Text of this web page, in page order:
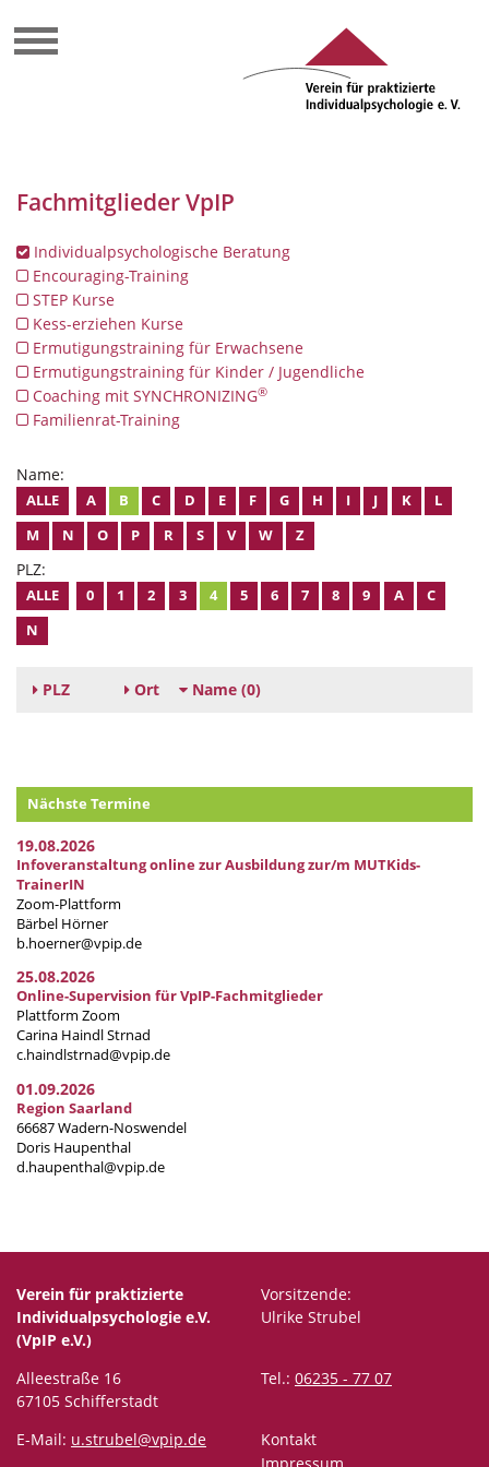
Fachmitglieder VpIP
Individualpsychologische Beratung
Encouraging-Training
STEP Kurse
Kess-erziehen Kurse
Ermutigungstraining für Erwachsene
Ermutigungstraining für Kinder / Jugendliche
Coaching mit SYNCHRONIZING®
Familienrat-Training
Name:
ALLE A B C D E F G H I J K
L
M
N O P R S V W Z
PLZ:
ALLE 0 1 2 3 4 5 6 7 8 9 A
C
N
PLZ Ort Name (0)
Nächste Termine
19.08.2026
Infoveranstaltung online zur Ausbildung zur/m MUTKids-
TrainerIN
Zoom-Plattform
Bärbel Hörner
b.hoerner@vpip.de
25.08.2026
Online-Supervision für VpIP-Fachmitglieder
Plattform Zoom
Carina Haindl Strnad
c.haindlstrnad@vpip.de
01.09.2026
Region Saarland
66687 Wadern-Noswendel
Doris Haupenthal
d.haupenthal@vpip.de
Verein für praktizierte
Individualpsychologie e.V.
(VpIP e.V.)
Vorsitzende:
Ulrike Strubel
Alleestraße 16
67105 Schifferstadt
Tel.: 06235 - 77 07
E-Mail: u.strubel@vpip.de
Kontakt